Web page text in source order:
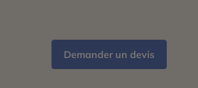
Demander un devis